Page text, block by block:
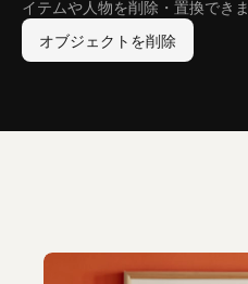
イテムや人物を削除・置換でき
オブジェクトを削除